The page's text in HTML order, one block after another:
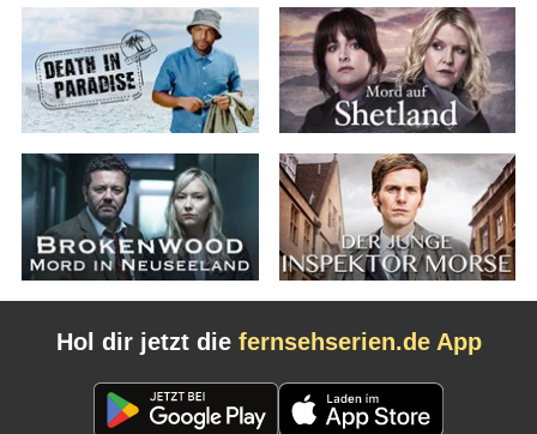
Hol dir jetzt die fernsehserien.de App